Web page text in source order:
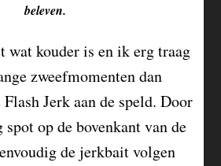
beleven.
wat kouder is en ik erg traag
zweefmomenten dan
Jerk aan de speld. Door
op de bovenkant van de
de jerkbait volgen